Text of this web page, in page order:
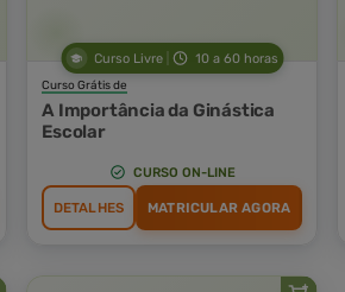
Curso Livre 10 a 60 horas
Curso Grátis de
A Importância da Ginástica
Escolar
CURSO ON-LINE
DETALHES MATRICULAR AGORA